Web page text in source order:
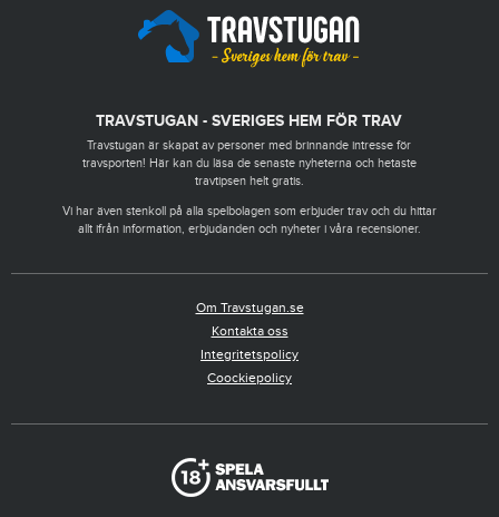
TRAVSTUGAN - SVERIGES HEM FÖR TRAV
Travstugan är skapat av personer med brinnande intresse för
travsporten! Här kan du läsa de senaste nyheterna och hetaste
travtipsen helt gratis.
Vi har även stenkoll på alla spelbolagen som erbjuder trav och du hittar
allt ifrån information, erbjudanden och nyheter i våra recensioner.
Om Travstugan.se
Kontakta oss
Integritetspolicy
Coockiepolicy